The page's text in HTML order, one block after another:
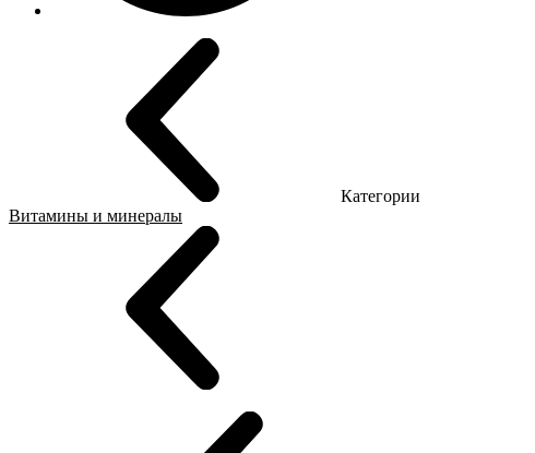
Категории
Витамины и минералы